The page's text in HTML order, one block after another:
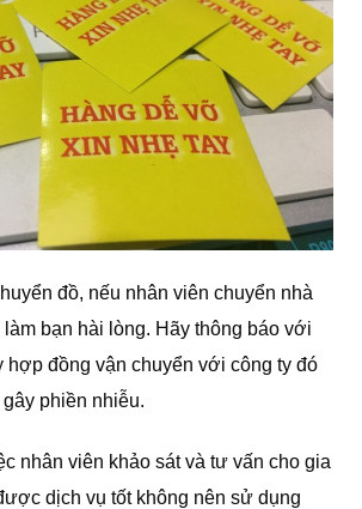
đồ, nếu nhân viên chuyển nhà
làm bạn hài lòng. Hãy thông báo với
hợp đồng vận chuyển với công ty đó
phiền nhiễu.
nhân viên khảo sát và tư vấn cho gia
dịch vụ tốt không nên sử dụng